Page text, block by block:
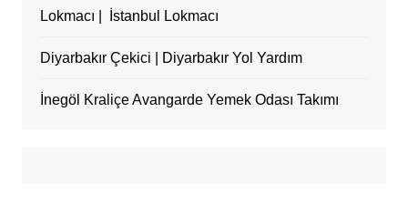
Lokmacı | İstanbul Lokmacı
Diyarbakır Çekici | Diyarbakır Yol Yardım
İnegöl Kraliçe Avangarde Yemek Odası Takımı